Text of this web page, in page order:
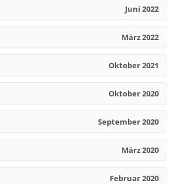
Juni 2022
März 2022
Oktober 2021
Oktober 2020
September 2020
März 2020
Februar 2020